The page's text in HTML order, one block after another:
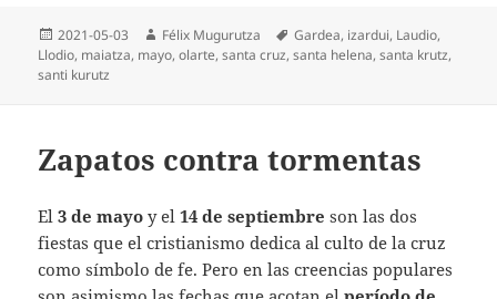
Publicado
el
2021-05-03 Autor
Félix Mugurutza Etiquetas
Gardea, izardui, Laudio,
Llodio, maiatza, mayo,olarte,santa cruz,santa helena,santa krutz,
santi kurutz
Zapatos contra tormentas
El3 de mayo y el14 de septiembre son las dos
fiestas que el cristianismo dedica al culto de la cruz
como símbolo de fe. Pero en las creencias populares